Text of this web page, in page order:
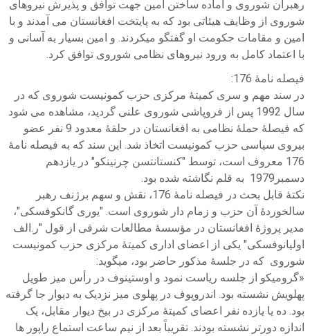
رهبران شوروی و آماده ساختن امین جهت توافق و پذیرش نیروهای
شوروی از وظایف هیئاتی بود که به پایتخت افغانستان می آمدند و با
امین و مقامات حکومت او گفتگو میکردند. و امین بسیار به آسانی و
با اعتماد کامل به ورود نیروهای نظامی شوروی توافق کرد.
فیصله نامۀ 176:
در سند مهم و سری کمیتۀ مرکزی حزب کمونیست شوروی که در
سال 1992 پس از فروپاشی شوروی علنی گردید، مشاهده می شود
که فیصلۀ حملۀ نظامی به افغانستان در حلقۀ معدود 9 نفر عضو
بیروی سیاسی حزب کمونیست اتخاذ شد. این سند که به فیصله نامۀ
176 معروف است، توسط "کنستانتسن چرنینکو" در یازدهم
دسمبر1979 به قلم نگاشته شده بود.
نکتۀ قابل بحث در فیصله نامۀ 176، نقش و سهم برژنف رهبر
سالخوردۀ آن حزب و زمام دار شوروی است. "یوری گانکوفسکی"،
مدیر پروژۀ افغانستان در مؤسسۀ مطالعات شرقی از قول "ر.الف
اولیانوفسکی" یکی از اعضای اداری کمیتۀ مرکزی حزب کمونیست
شوروی که در جلسۀ مذکور حاضر بود، میگوید:
«گرومیکو از جلسه ریاست نمود و اوستینوف در رأس میز طویل
پهلویش نشسته بود. اندروپوف در پهلوی میز نزدیک به دیوار جا گرفته
بود. ده یا یازده نفر اعضای کمیتۀ مرکزی در بیخ دیوار مقابل، یک
اندازه دورتر نشسته بودند. تقریباً بعد از نیم ساعت استماع راپور ها